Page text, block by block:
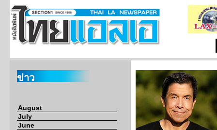
ข่าว
August
July
June